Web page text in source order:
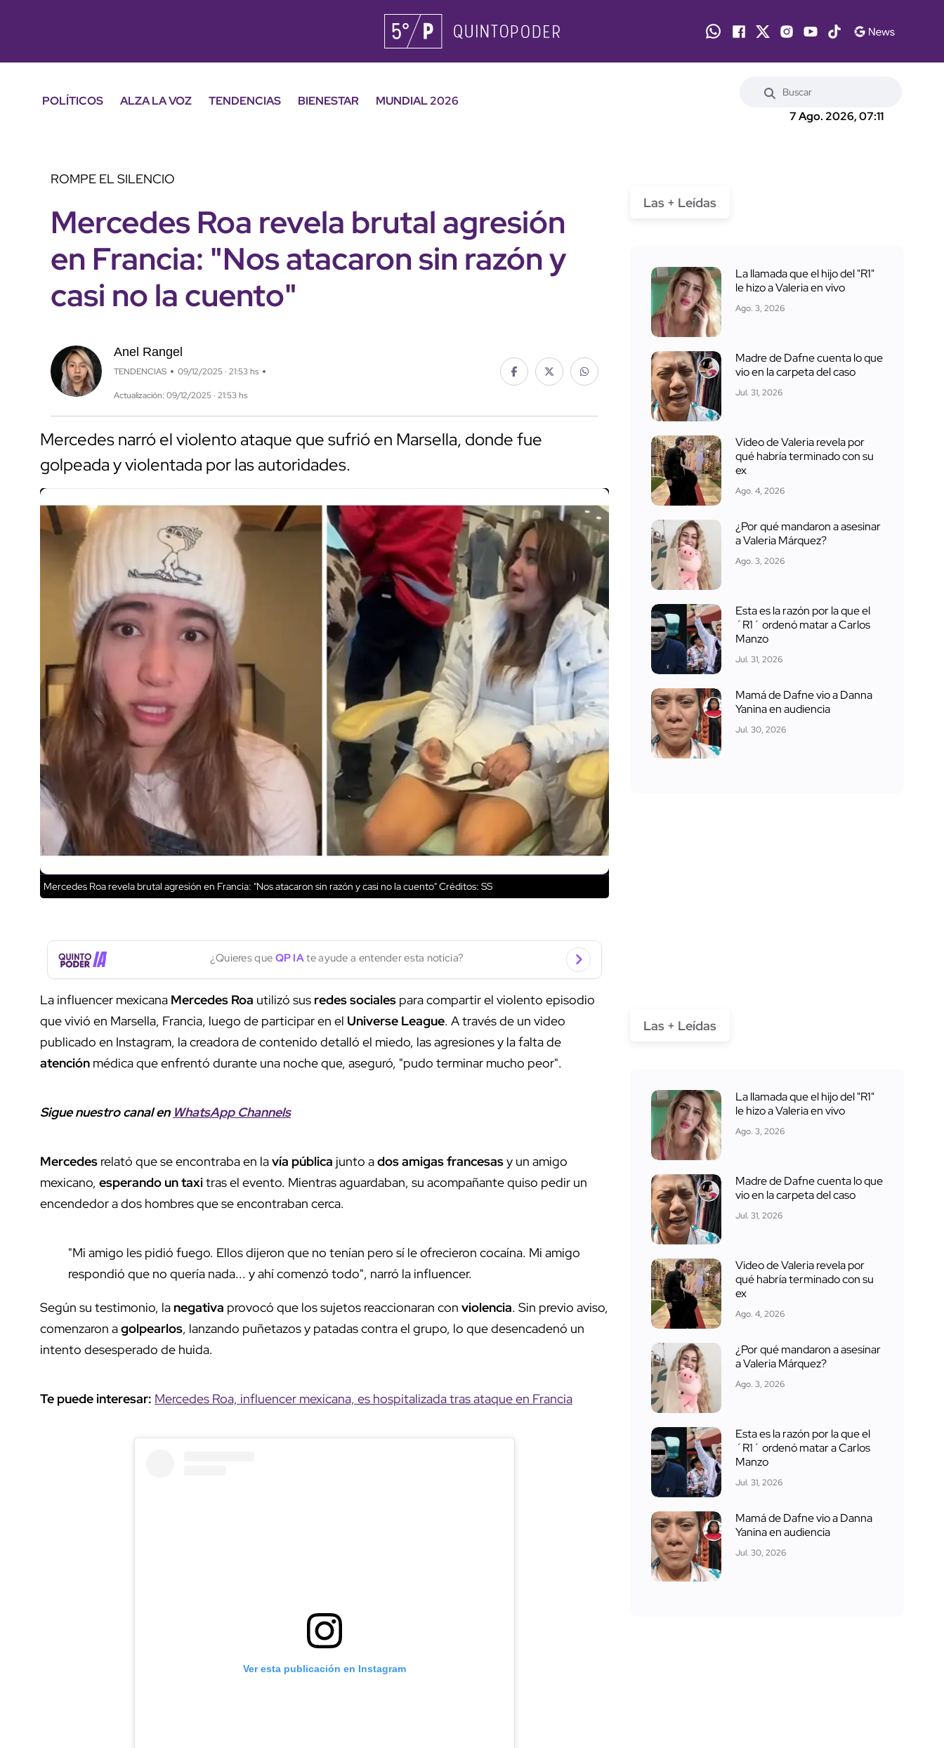
POLÍTICOS ALZA LA VOZ TENDENCIAS BIENESTAR
MUNDIAL 2026
7 Ago. 2026, 07:11
ROMPE EL SILENCIO
Mercedes Roa revela brutal agresión
en Francia: "Nos atacaron sin razón y
casi no la cuento"
Anel Rangel
TENDENCIAS 09/12/2025 · 21:53 hs
Actualización: 09/12/2025 · 21:53 hs
Mercedes narró el violento ataque que sufrió en Marsella, donde fue
golpeada y violentada por las autoridades.
Mercedes Roa revela brutal agresión en Francia: "Nos atacaron sin razón y casi no la cuento"Créditos: SS
¿Quieres que QP IAte ayude a entender esta noticia?
La influencer mexicana Mercedes Roa utilizó sus redes sociales para compartir el violento episodio
que vivió en Marsella, Francia, luego de participar en el Universe League. A través de un video
publicado en Instagram, la creadora de contenido detalló el miedo, las agresiones y la falta de
atención médica que enfrentó durante una noche que, aseguró, "pudo terminar mucho peor".
Sigue nuestro canal en WhatsApp Channels
Mercedes relató que se encontraba en lavía pública junto ados amigas francesasy un amigo
mexicano, esperando un taxitras el evento. Mientras aguardaban, su acompañante quiso pedir un
encendedor a dos hombres que se encontraban cerca.
"Mi amigo les pidió fuego. Ellos dijeron que no tenían pero sí le ofrecieron cocaína. Mi amigo
respondió que no quería nada... y ahí comenzó todo", narró la influencer.
Según su testimonio, la negativa provocó que los sujetos reaccionaran con violencia. Sin previo aviso,
comenzaron agolpearlos, lanzando puñetazos y patadas contra el grupo, lo que desencadenó un
intento desesperado de huida.
Te puede interesar: Mercedes Roa, influencer mexicana, es hospitalizada tras ataque en Francia
Ver esta publicación en Instagram
Las + Leídas
La llamada que el hijo del "R1"
le hizo a Valeria en vivo
Ago. 3, 2026
Madre de Dafne cuenta lo que
vio en la carpeta del caso
Jul. 31, 2026
Video de Valeria revela por
qué habría terminado con su
ex
Ago. 4, 2026
¿Por qué mandaron a asesinar
a Valeria Márquez?
Ago. 3, 2026
Esta es la razón por la que el
´R1´ ordenó matar a Carlos
Manzo
Jul. 31, 2026
Mamá de Dafne vio a Danna
Yanina en audiencia
Jul. 30, 2026
Las + Leídas
La llamada que el hijo del "R1"
le hizo a Valeria en vivo
Ago. 3, 2026
Madre de Dafne cuenta lo que
vio en la carpeta del caso
Jul. 31, 2026
Video de Valeria revela por
qué habría terminado con su
ex
Ago. 4, 2026
¿Por qué mandaron a asesinar
a Valeria Márquez?
Ago. 3, 2026
Esta es la razón por la que el
´R1´ ordenó matar a Carlos
Manzo
Jul. 31, 2026
Mamá de Dafne vio a Danna
Yanina en audiencia
Jul. 30, 2026